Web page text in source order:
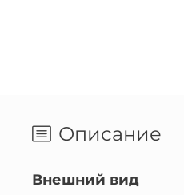
Описание
Внешний вид